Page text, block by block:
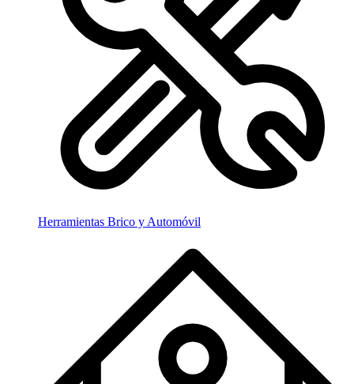
Herramientas Brico y Automóvil